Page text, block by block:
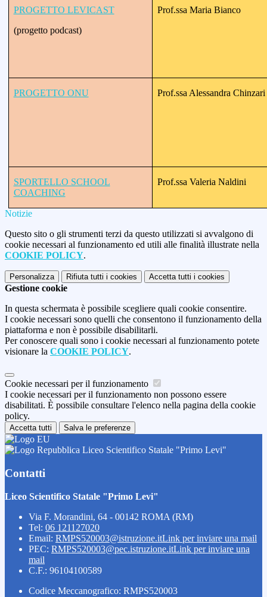
PROGETTO LEVICAST
(progetto podcast)
Prof.ssa Maria Bianco
PROGETTO ONU Prof.ssa Alessandra Chinzari
SPORTELLO SCHOOL
COACHING
Prof.ssa Valeria Naldini
Notizie
Questo sito o gli strumenti terzi da questo utilizzati si avvalgono di
cookie necessari al funzionamento ed utili alle finalità illustrate nella
COOKIE POLICY.
Personalizza Rifiuta tutti i cookies Accetta tutti i cookies
Gestione cookie
In questa schermata è possibile scegliere quali cookie consentire.
I cookie necessari sono quelli che consentono il funzionamento della
piattaforma e non è possibile disabilitarli.
Per conoscere quali sono i cookie necessari al funzionamento potete
visionare la COOKIE POLICY.
Cookie necessari per il funzionamento
I cookie necessari per il funzionamento non possono essere
disabilitati. È possibile consultare l'elenco nella pagina della cookie
policy.
Accetta tutti Salva le preferenze
Liceo Scientifico Statale "Primo Levi"
Contatti
Liceo Scientifico Statale "Primo Levi"
Via F. Morandini, 64 - 00142 ROMA (RM)
Tel: 06 121127020
Email: RMPS520003@istruzione.itLink per inviare una mail
PEC: RMPS520003@pec.istruzione.itLink per inviare una
mail
C.F.: 96104100589
Codice Meccanografico: RMPS520003